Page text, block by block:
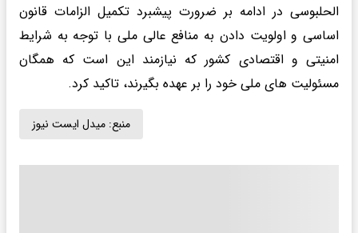
الحلبوسی در ادامه بر ضرورت پیشبرد تکمیل الزامات قانون
اساسی و اولویت دادن به منافع عالی ملی با توجه به شرایط
امنیتی و اقتصادی کشور که نیازمند این است که همگان
مسئولیت های ملی خود را بر عهده بگیرند، تاکید کرد.
منبع: میدل ایست نیوز